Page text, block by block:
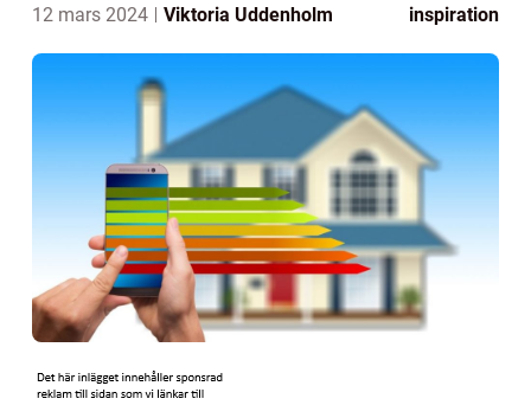
12 mars 2024 Viktoria Uddenholm inspiration